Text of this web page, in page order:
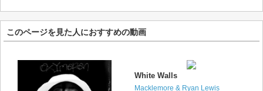
このページを見た人におすすめの動画
White Walls
Macklemore & Ryan Lewis